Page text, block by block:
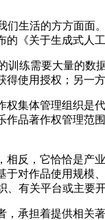
活的方方面面
《关于生成式人
需要大量的数
使用授权；另一
体管理组织是
品著作权管理范
，它恰恰是产
对作品使用规
有关平台或主要
担着提供相关